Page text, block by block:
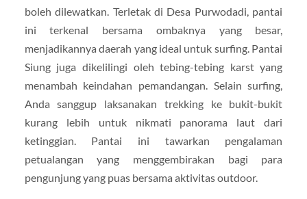
boleh dilewatkan. Terletak di Desa Purwodadi, pantai
ini terkenal bersama ombaknya yang besar,
menjadikannya daerah yang ideal untuk surfing. Pantai
Siung juga dikelilingi oleh tebing-tebing karst yang
menambah keindahan pemandangan. Selain surfing,
Anda sanggup laksanakan trekking ke bukit-bukit
kurang lebih untuk nikmati panorama laut dari
ketinggian. Pantai ini tawarkan pengalaman
petualangan yang menggembirakan bagi para
pengunjung yang puas bersama aktivitas outdoor.